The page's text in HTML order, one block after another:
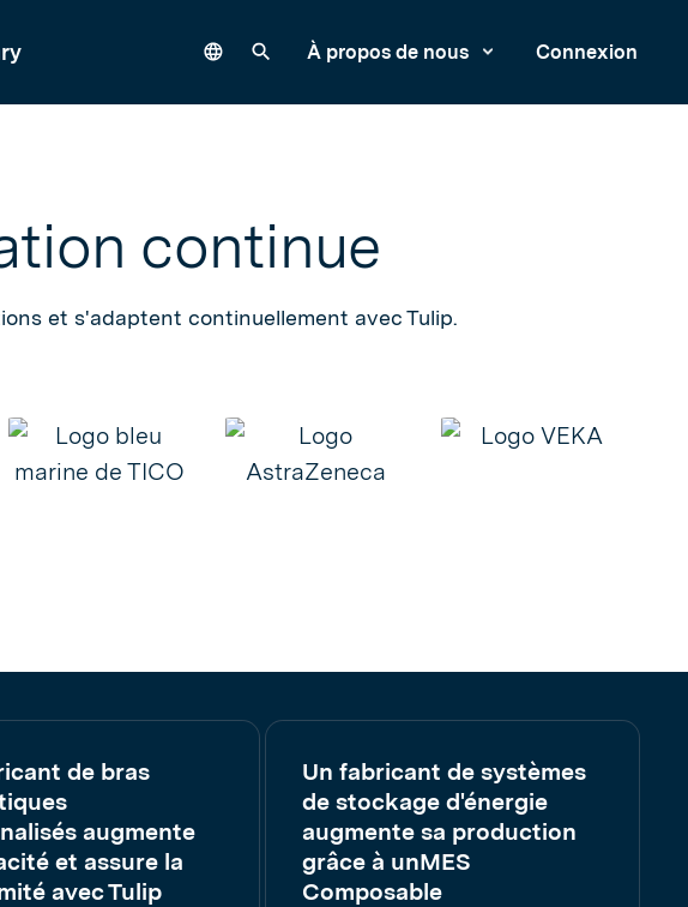
LanguageRechercher sur notre site
À propos de nous Connexion
continue
et s'adaptent continuellement avec Tulip.
de bras
augmente
et assure la
avec Tulip
Un fabricant de systèmes
de stockage d'énergie
augmente sa production
grâce à unMES
Composable